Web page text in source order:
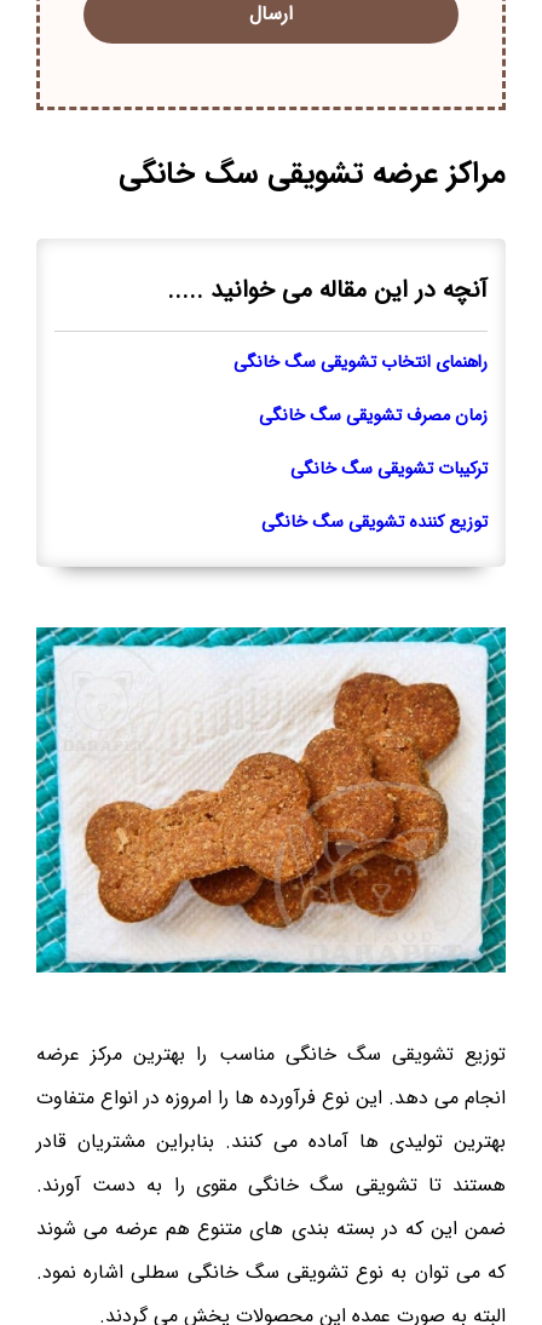
مراکز عرضه تشویقی سگ خانگی
آنچه در این مقاله می خوانید .....
راهنمای انتخاب تشویقی سگ خانگی
زمان مصرف تشویقی سگ خانگی
ترکیبات تشویقی سگ خانگی
توزیع کننده تشویقی سگ خانگی
توزیع تشویقی سگ خانگی مناسب را بهترین مرکز عرضه
انجام می دهد. این نوع فرآورده ها را امروزه در انواع متفاوت
بهترین تولیدی ها آماده می کنند. بنابراین مشتریان قادر
هستند تا تشویقی سگ خانگی مقوی را به دست آورند.
ضمن این که در بسته بندی های متنوع هم عرضه می شوند
که می توان به نوع تشویقی سگ خانگی سطلی اشاره نمود.
البته به صورت عمده این محصولات پخش می گردند‌.